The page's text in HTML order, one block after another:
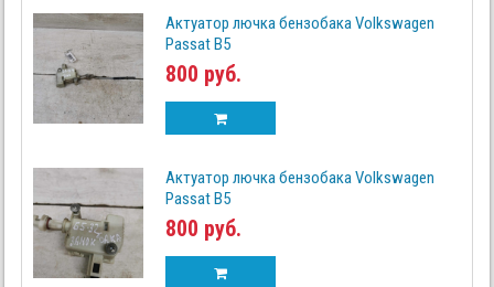
Актуатор лючка бензобака Volkswagen
Passat B5
800 руб.
Актуатор лючка бензобака Volkswagen
Passat B5
800 руб.